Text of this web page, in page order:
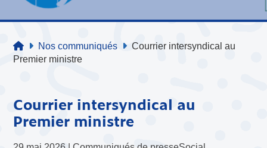
Nos communiqués
Courrier intersyndical au
Premier ministre
Courrier intersyndical au
Premier ministre